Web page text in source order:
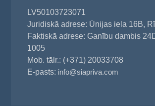
LV50103723071
Juridiskā adrese: Ūnijas iela 16B,
Faktiskā adrese: Ganību dambis
1005
Mob. tālr.: (+371) 20033708
E-pasts: info@siapriva.com